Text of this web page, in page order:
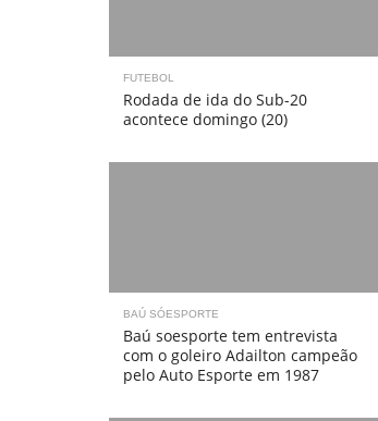
FUTEBOL
Rodada de ida do Sub-20
acontece domingo (20)
BAÚ SÓESPORTE
Baú soesporte tem entrevista
com o goleiro Adailton campeão
pelo Auto Esporte em 1987